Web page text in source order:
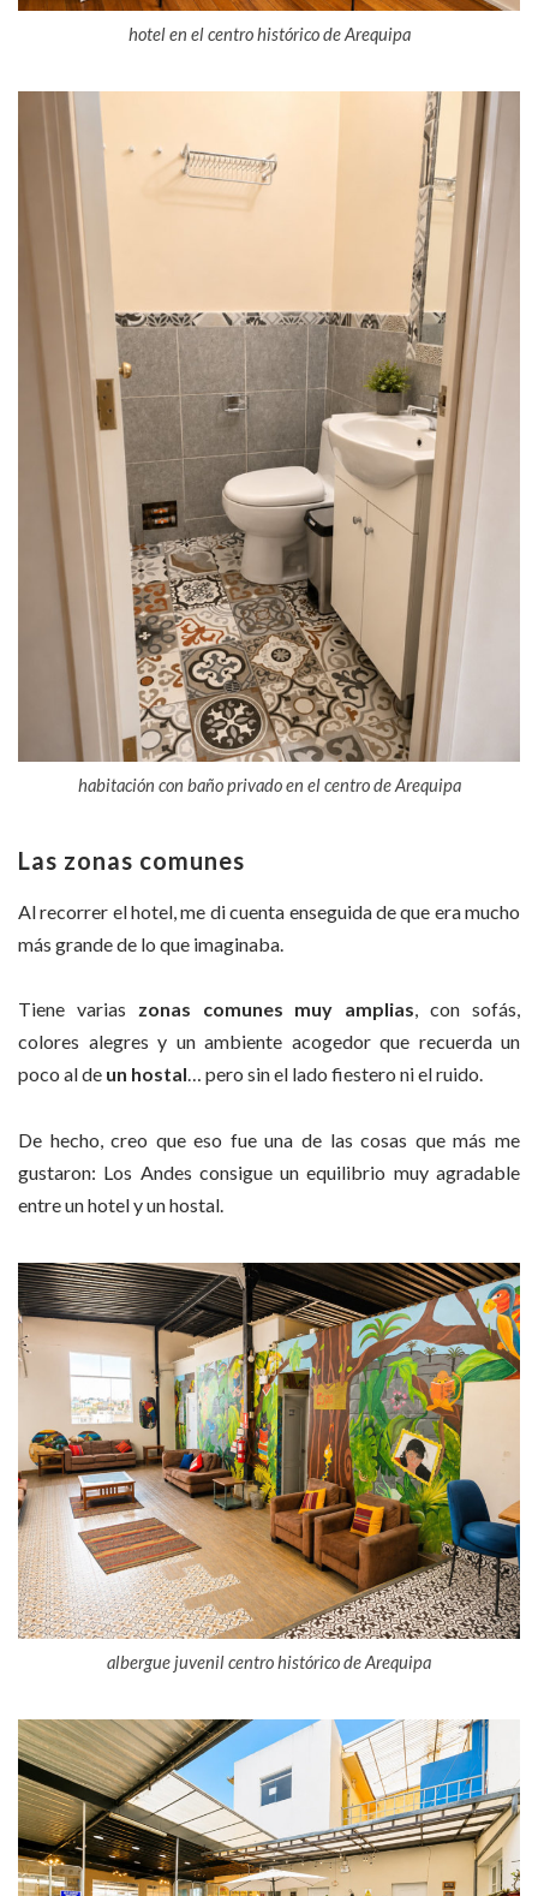
hotel en el centro histórico de Arequipa
habitación con baño privado en el centro de Arequipa
Las zonas comunes
Al recorrer el hotel, me di cuenta enseguida de que era mucho
más grande de lo que imaginaba.
Tiene varias zonas comunes muy amplias, con sofás,
colores alegres y un ambiente acogedor que recuerda un
poco al de un hostal… pero sin el lado fiestero ni el ruido.
De hecho, creo que eso fue una de las cosas que más me
gustaron: Los Andes consigue un equilibrio muy agradable
entre un hotel y un hostal.
albergue juvenil centro histórico de Arequipa